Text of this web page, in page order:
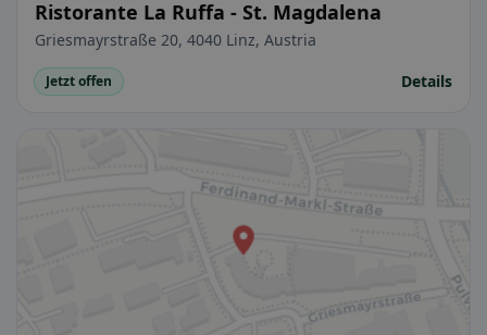
Ristorante La Ruffa - St. Magdalena
Griesmayrstraße 20, 4040 Linz, Austria
Jetzt offen Details